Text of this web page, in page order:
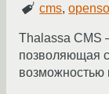
cms,
Thalassa CMS
позволяющая
возможностью